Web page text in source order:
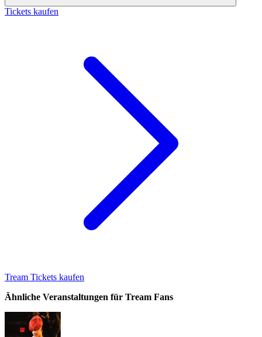
Tickets kaufen
Tream Tickets kaufen
Ähnliche Veranstaltungen für Tream Fans